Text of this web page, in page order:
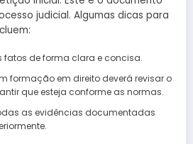
judicial. Algumas dicas para
fatos de forma clara e concisa.
formação em direito deverá revisar o
que esteja conforme as normas.
as evidências documentadas